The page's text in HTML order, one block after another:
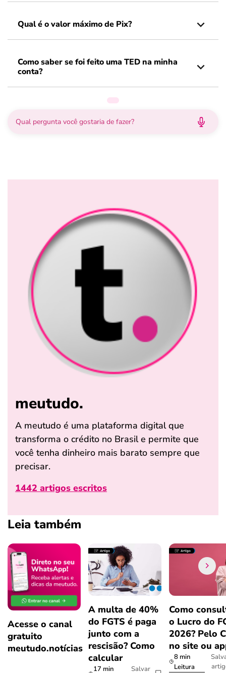
Qual é o valor máximo de Pix?
Como saber se foi feito uma TED na minha
conta?
meutudo.
A meutudo é uma plataforma digital que
transforma o crédito no Brasil e permite que
você tenha dinheiro mais barato sempre que
precisar.
1442 artigos escritos
Leia também
Acesse o canal
gratuito
meutudo.notícias
A multa de 40%
do FGTS é paga
junto com a
rescisão? Como
calcular
17 min
Salvar
Como
o Lucro do
2026? Pelo
no site ou
8 min
Leitura